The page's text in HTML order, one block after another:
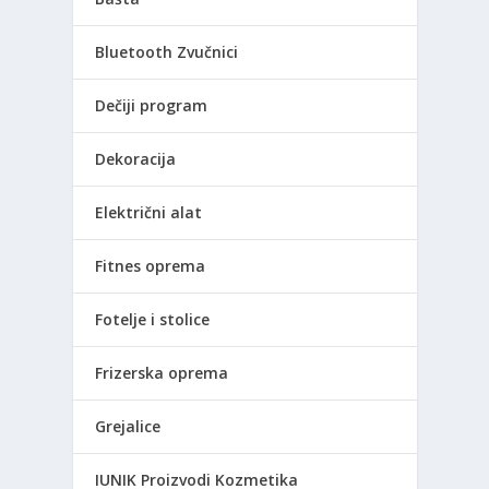
Bluetooth Zvučnici
Dečiji program
Dekoracija
Električni alat
Fitnes oprema
Fotelje i stolice
Frizerska oprema
Grejalice
IUNIK Proizvodi Kozmetika